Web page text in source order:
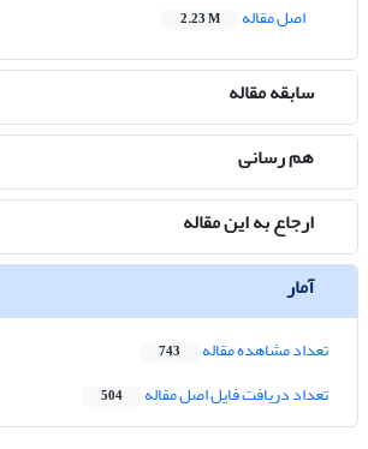
اصل مقاله
2.23 M
سابقه مقاله
هم رسانی
ارجاع به این مقاله
آمار
تعداد مشاهده مقاله 743
تعداد دریافت فایل اصل مقاله 504